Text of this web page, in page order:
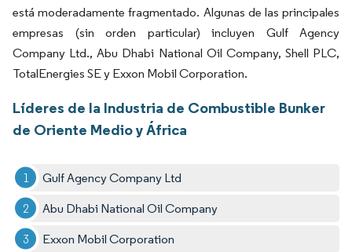
está moderadamente fragmentado. Algunas de las principales
empresas (sin orden particular) incluyen Gulf Agency
Company Ltd., Abu Dhabi National Oil Company, Shell PLC,
TotalEnergies SE y Exxon Mobil Corporation.
Líderes de la Industria de Combustible Bunker
de Oriente Medio y África
Gulf Agency Company Ltd
Abu Dhabi National Oil Company
Exxon Mobil Corporation